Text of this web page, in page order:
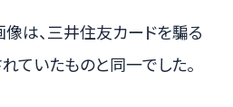
は、三井住友カードを騙る
ていたものと同一でした。